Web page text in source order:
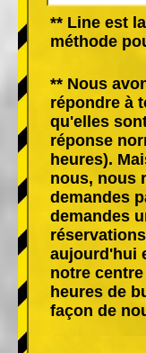
** Line est
méthode
** Nous
répondre à
qu'elles
réponse
heures).
nous, nous
demandes
demandes
aujourd'hui
notre
heures de
façon de